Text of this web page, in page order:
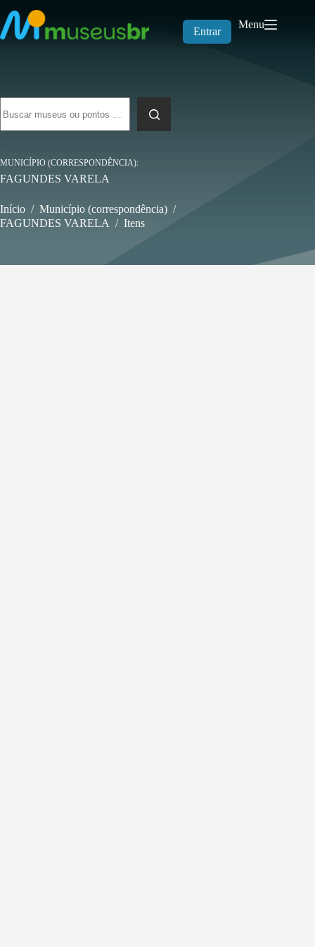
para
o
conteúdo
Entrar
Menu
resultados
MUNICÍPIO (CORRESPONDÊNCIA)
FAGUNDES VARELA
Início / Município (correspondência) /
FAGUNDES VARELA / Itens